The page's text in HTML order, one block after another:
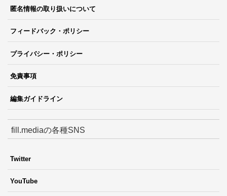
匿名情報の取り扱いについて
フィードバック・ポリシー
プライバシー・ポリシー
免責事項
編集ガイドライン
fill.mediaの各種SNS
Twitter
YouTube